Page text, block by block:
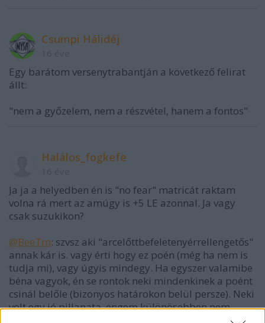
Csumpi Hálidéj
Egy barátom versenytrabantján a következő felirat
állt:
"nem a győzelem, nem a részvétel, hanem a fontos"
Halálos_fogkefe
Ja ja a helyedben én is "no fear" matricát raktam
volna rá mert az amúgy is +5 LE azonnal. Ja vagy
csak suzukikon?
@BeeTm: szvsz aki "arcelőttbefeletenyérrellengetős"
annak kár is. vagy érti hogy ez poén (még ha nem is
tudja mi), vagy úgyis mindegy. Ha egyszer valamibe
béna vagyok, én se rontok neki mindenkinek a poént
csinál belőle (bizonyos határokon belül persze). Neki
volt egy jó pillanata, engem különösebben nem